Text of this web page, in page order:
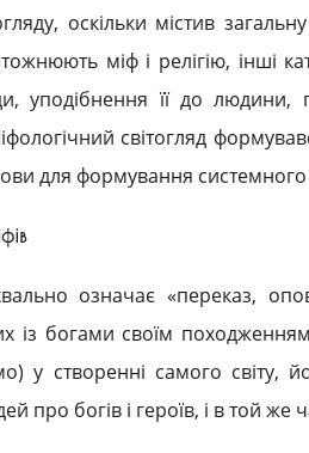
оскільки містив
міф і релігію, інші
уподібнення її до людини,
світогляд
для формування системного
означає «переказ,
із богами своїм
у створенні самого світу,
про богів і героїв, і в той